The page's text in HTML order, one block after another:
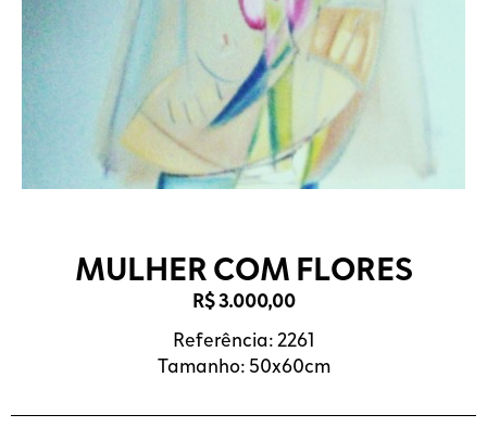
MULHER COM FLORES
R$3.000,00
Referência: 2261
Tamanho: 50x60cm